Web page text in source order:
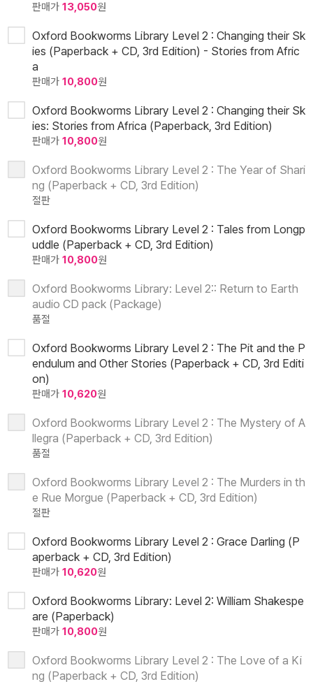
판매가 13,050원
Oxford Bookworms Library Level 2 : Changing their Sk
ies (Paperback + CD, 3rd Edition) - Stories from Afric
a
판매가 10,800원
Oxford Bookworms Library Level 2 : Changing their Sk
ies: Stories from Africa (Paperback, 3rd Edition)
판매가 10,800원
Oxford Bookworms Library Level 2 : The Year of Shari
ng (Paperback + CD, 3rd Edition)
절판
Oxford Bookworms Library Level 2 : Tales from Longp
uddle (Paperback + CD, 3rd Edition)
판매가 10,800원
Oxford Bookworms Library: Level 2:: Return to Earth
audio CD pack (Package)
품절
Oxford Bookworms Library Level 2 : The Pit and the P
endulum and Other Stories (Paperback + CD, 3rd Editi
on)
판매가 10,620원
Oxford Bookworms Library Level 2 : The Mystery of A
llegra (Paperback + CD, 3rd Edition)
품절
Oxford Bookworms Library Level 2 : The Murders in th
e Rue Morgue (Paperback + CD, 3rd Edition)
절판
Oxford Bookworms Library Level 2 : Grace Darling (P
aperback + CD, 3rd Edition)
판매가 10,620원
Oxford Bookworms Library: Level 2: William Shakespe
are (Paperback)
판매가 10,800원
Oxford Bookworms Library Level 2 : The Love of a Ki
ng (Paperback + CD, 3rd Edition)